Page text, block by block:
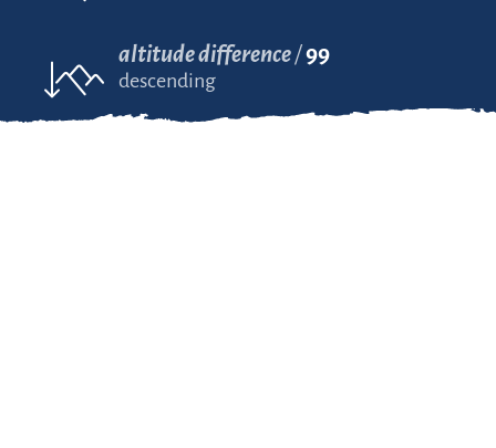
altitude difference 99
descending